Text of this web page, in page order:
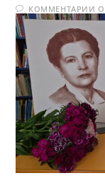
КОММЕНТАРИИ К
В